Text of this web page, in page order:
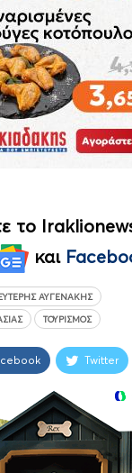
το
και
ΑΥΓΕΝΆΚΗΣ
ΤΟΥΡΙΣΜΌΣ
Twitter